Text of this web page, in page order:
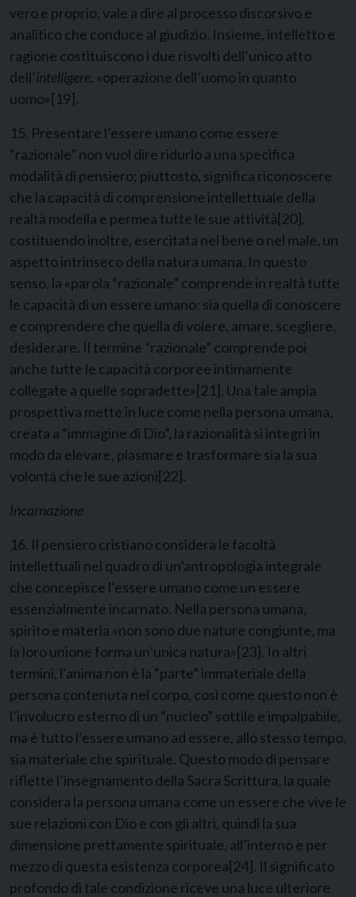
vero e proprio, vale a dire al processo discorsivo e
analitico che conduce al giudizio. Insieme, intelletto e
ragione costituiscono i due risvolti dell’unico atto
dell’intelligere, «operazione dell’uomo in quanto
uomo»[19].
15. Presentare l’essere umano come essere
“razionale” non vuol dire ridurlo a una specifica
modalità di pensiero; piuttosto, significa riconoscere
che la capacità di comprensione intellettuale della
realtà modella e permea tutte le sue attività[20],
costituendo inoltre, esercitata nel bene o nel male, un
aspetto intrinseco della natura umana. In questo
senso, la «parola “razionale” comprende in realtà tutte
le capacità di un essere umano: sia quella di conoscere
e comprendere che quella di volere, amare, scegliere,
desiderare. Il termine “razionale” comprende poi
anche tutte le capacità corporee intimamente
collegate a quelle sopradette»[21]. Una tale ampia
prospettiva mette in luce come nella persona umana,
creata a “immagine di Dio”, la razionalità si integri in
modo da elevare, plasmare e trasformare sia la sua
volontà che le sue azioni[22].
Incarnazione
16. Il pensiero cristiano considera le facoltà
intellettuali nel quadro di un’antropologia integrale
che concepisce l’essere umano come un essere
essenzialmente incarnato. Nella persona umana,
spirito e materia «non sono due nature congiunte, ma
la loro unione forma un’unica natura»[23]. In altri
termini, l’anima non è la “parte” immateriale della
persona contenuta nel corpo, così come questo non è
l’involucro esterno di un “nucleo” sottile e impalpabile,
ma è tutto l’essere umano ad essere, allo stesso tempo,
sia materiale che spirituale. Questo modo di pensare
riflette l’insegnamento della Sacra Scrittura, la quale
considera la persona umana come un essere che vive le
sue relazioni con Dio e con gli altri, quindi la sua
dimensione prettamente spirituale, all’interno e per
mezzo di questa esistenza corporea[24]. Il significato
profondo di tale condizione riceve una luce ulteriore